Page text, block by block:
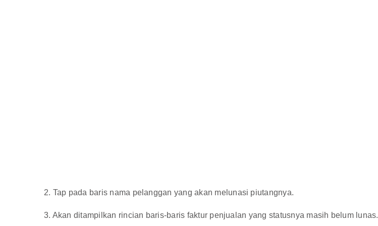
2. Tap pada baris nama pelanggan yang akan melunasi piutangnya.
3. Akan ditampilkan rincian baris-baris faktur penjualan yang statusnya masih belum lunas.